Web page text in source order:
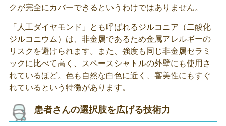
クが完全にカバーできるというわけではありません。
「人工ダイヤモンド」とも呼ばれるジルコニア（二酸化
ジルコニウム）は、非金属であるため金属アレルギーの
リスクを避けられます。また、強度も同じ非金属セラミ
ックに比べて高く、スペースシャトルの外壁にも使用さ
れているほど。色も自然な白色に近く、審美性にもすぐ
れているという特徴があります。
患者さんの選択肢を広げる技術力